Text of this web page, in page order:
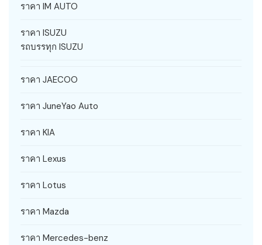
ราคา IM AUTO
ราคา ISUZU
รถบรรทุก ISUZU
ราคา JAECOO
ราคา JuneYao Auto
ราคา KIA
ราคา Lexus
ราคา Lotus
ราคา Mazda
ราคา Mercedes-benz